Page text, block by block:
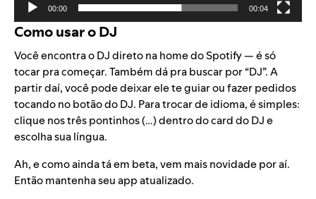
00:00 00:04
Como usar o DJ
Você encontra o DJ direto na home do Spotify — é só
tocar pra começar. Também dá pra buscar por “DJ”. A
partir daí, você pode deixar ele te guiar ou fazer pedidos
tocando no botão do DJ. Para trocar de idioma, é simples:
clique nos três pontinhos (…) dentro do card do DJ e
escolha sua língua.
Ah, e como ainda tá em beta, vem mais novidade por aí.
Então mantenha seuapp atualizado.